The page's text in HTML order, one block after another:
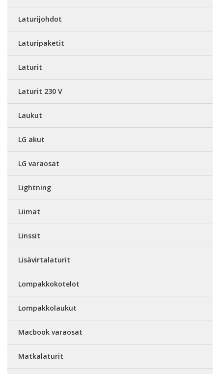
Laturijohdot
Laturipaketit
Laturit
Laturit 230 V
Laukut
LG akut
LG varaosat
Lightning
Liimat
Linssit
Lisävirtalaturit
Lompakkokotelot
Lompakkolaukut
Macbook varaosat
Matkalaturit